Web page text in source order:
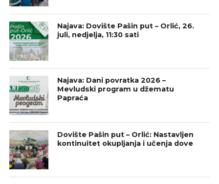
Najava: Dovište Pašin put – Orlić, 26.
juli, nedjelja, 11:30 sati
Najava: Dani povratka 2026 –
Mevludski program u džematu
Papraća
Dovište Pašin put – Orlić: Nastavljen
kontinuitet okupljanja i učenja dove